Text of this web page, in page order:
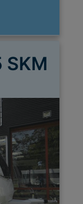
SKM